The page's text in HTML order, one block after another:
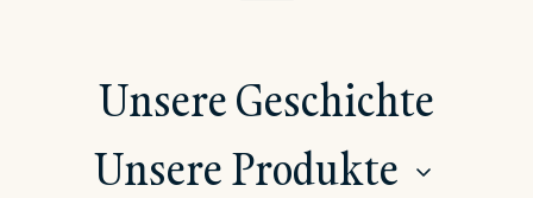
Unsere Geschichte
Unsere Produkte